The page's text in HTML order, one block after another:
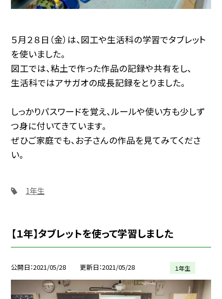
５月２８日（金）は、図工や生活科の学習でタブレット
を使いました。
図工では、粘土で作った作品の記録や共有をし、
生活科ではアサガオの成長記録をとりました。
しっかりパスワードを覚え、ルールや使い方も少しず
つ身に付いてきています。
ぜひご家庭でも、お子さんの作品を見てみてくださ
い。
1年生
【１年】タブレットを使って学習しました
公開日 2021/05/28 更新日 2021/05/28 １年生